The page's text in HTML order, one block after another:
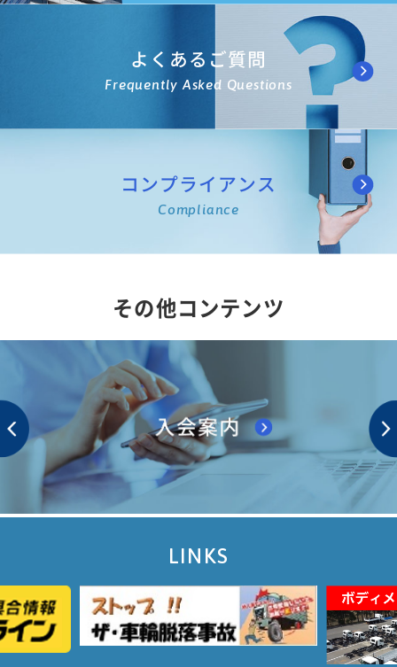
よくあるご質問
Frequently Asked Questions
コンプライアンス
Compliance
その他コンテンツ
LINKS